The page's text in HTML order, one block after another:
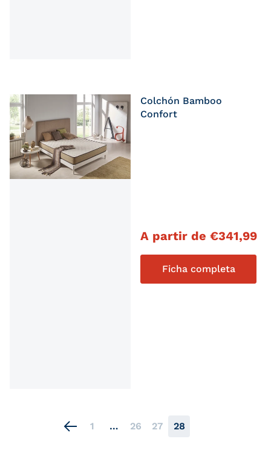
Colchón Bamboo
Confort
Precio habitual
A partir de €341,99
Ficha completa
1 … 26 27 28